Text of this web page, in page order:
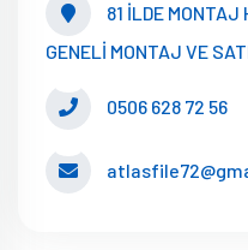
81 İLDE MONTAJ
GENELİ MONTAJ VE
0506 628 72 56